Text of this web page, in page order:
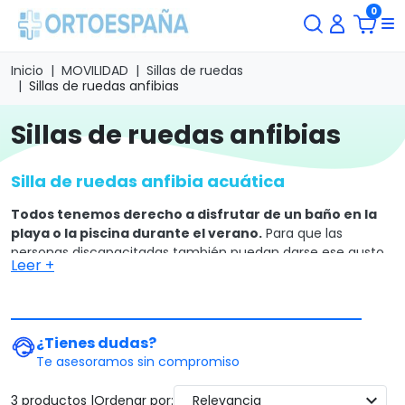
0
Inicio MOVILIDAD
Sillas de ruedas
Sillas de ruedas anfibias
sillas de ruedas anfibias
Silla de ruedas anfibia acuática
Todos tenemos derecho a disfrutar de un baño en la
playa o la piscina durante el verano. Para que las
personas discapacitadas también puedan darse ese gusto
existen las sillas anfibias. Las sillas anfibias para
la comodidad.
Sillas anfibias para discapacitados
Leer +
¿Tienes dudas?
Te asesoramos sin compromiso
3 productos |Ordenar por: Relevancia expand_more